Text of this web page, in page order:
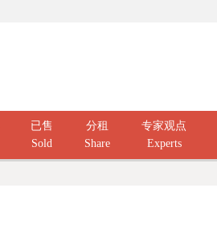
已售
Sold
分租
Share
专家观点
Experts